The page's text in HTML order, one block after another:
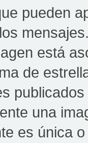
pueden
está
de
una
es única